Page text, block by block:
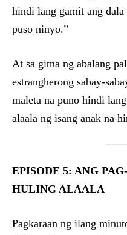
hindi lang gamit ang
puso ninyo.”
At sa gitna ng abalang
estrangherong sabay-
maleta na puno hindi
alaala ng isang anak na
EPISODE 5: ANG
HULING ALAALA
Pagkaraan ng ilang